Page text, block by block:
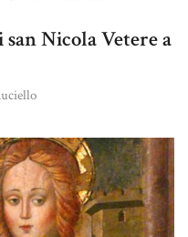
san Nicola Vetere a